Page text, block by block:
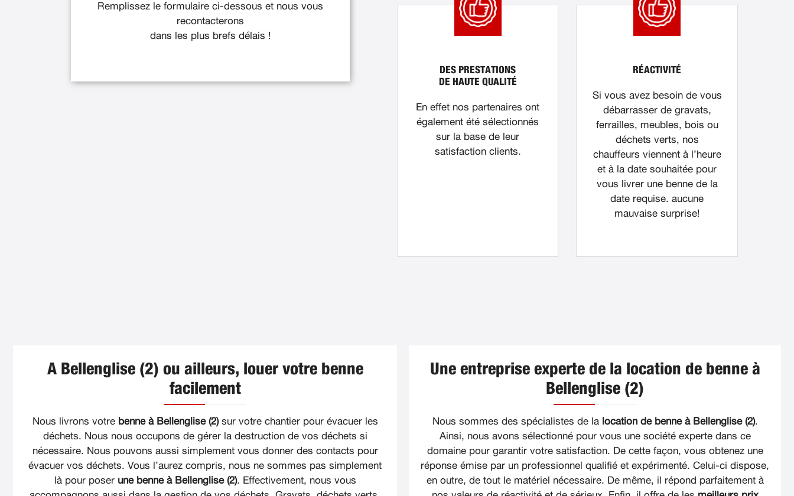
Remplissez le formulaire ci-dessous et nous vous
recontacterons
dans les plus brefs délais !
DES PRESTATIONS
DE HAUTE QUALITÉ
En effet nos partenaires ont
également été sélectionnés
sur la base de leur
satisfaction clients.
RÉACTIVITÉ
Si vous avez besoin de vous
débarrasser de gravats,
ferrailles, meubles, bois ou
déchets verts, nos
chauffeurs viennent à l’heure
et à la date souhaitée pour
vous livrer une benne de la
date requise. aucune
mauvaise surprise!
A Bellenglise (2) ou ailleurs, louer votre benne
facilement
Nous livrons votre benne à Bellenglise (2)sur votre chantier pour évacuer les
déchets. Nous nous occupons de gérer la destruction de vos déchets si
nécessaire. Nous pouvons aussi simplement vous donner des contacts pour
évacuer vos déchets. Vous l’aurez compris, nous ne sommes pas simplement
là pour poser une benne à Bellenglise (2). Effectivement, nous vous
Une entreprise experte de la location de benne à
Bellenglise (2)
Nous sommes des spécialistes de la location de benne à Bellenglise (2).
Ainsi, nous avons sélectionné pour vous une société experte dans ce
domaine pour garantir votre satisfaction. De cette façon, vous obtenez une
réponse émise par un professionnel qualifié et expérimenté. Celui-ci dispose,
en outre, de tout le matériel nécessaire. De même, il répond parfaitement à